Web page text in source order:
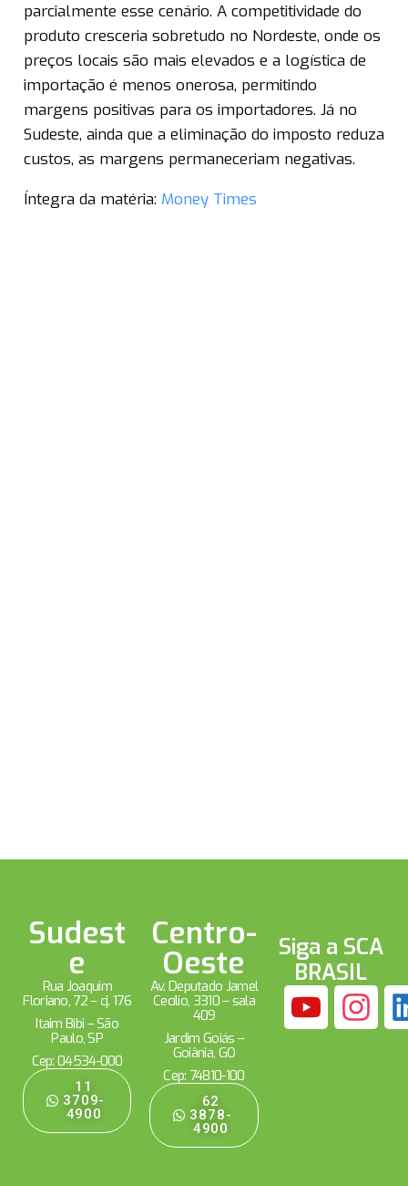
parcialmente esse cenário. A competitividade do
produto cresceria sobretudo no Nordeste, onde os
preços locais são mais elevados e a logística de
importação é menos onerosa, permitindo
margens positivas para os importadores. Já no
Sudeste, ainda que a eliminação do imposto reduza
custos, as margens permaneceriam negativas.
Íntegra da matéria: Money Times
Sudest
e
Rua Joaquim
Floriano, 72 – cj. 176
Itaim Bibi – São
Paulo, SP
Cep: 04534-000
11
3709-
4900
Centro-
Oeste
Av. Deputado Jamel
Cecílio, 3310 – sala
409
Jardim Goiás –
Goiânia, GO
Cep: 74810-100
62
3878-
4900
Siga a SCA
BRASIL